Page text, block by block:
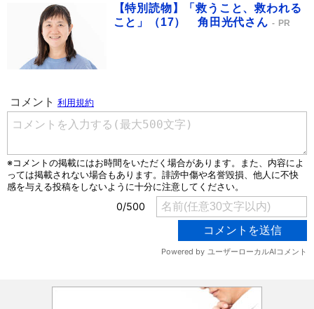
【特別読物】「救うこと、救われる
こと」（17） 角田光代さん
PR